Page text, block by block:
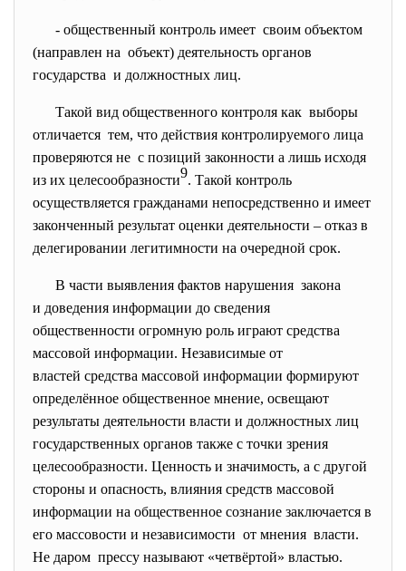
- общественный контроль имеет своим объектом
(направлен на объект) деятельность органов
государства и должностных лиц.
Такой вид общественного контроля как выборы
отличается тем, что действия контролируемого лица
проверяются не с позиций законности а лишь исходя
из их целесообразности9. Такой контроль
осуществляется гражданами непосредственно и имеет
законченный результат оценки деятельности – отказ в
делегировании легитимности на очередной срок.
В части выявления фактов нарушения закона
и доведения информации до сведения
общественности огромную роль играют средства
массовой информации. Независимые от
властей средства массовой информации формируют
определённое общественное мнение, освещают
результаты деятельности власти и должностных лиц
государственных органов также с точки зрения
целесообразности. Ценность и значимость, а с другой
стороны и опасность, влияния средств массовой
информации на общественное сознание заключается в
его массовости и независимости от мнения власти.
Не даром прессу называют «четвёртой» властью.